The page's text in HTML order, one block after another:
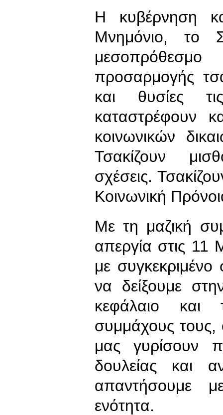
Η κυβέρνηση
Μνημόνιο, το
μεσοπρόθεσμο
προσαρμογής
και θυσίες
καταστρέφουν
κοινωνικών
Τσακίζουν
σχέσεις.
Κοινωνική
Με τη μαζική
απεργία στις 11
με
να δείξουμε
κεφάλαιο και
συμμάχους τους,
μας γυρίσουν
δουλείας και
απαντήσουμε
ενότητα.